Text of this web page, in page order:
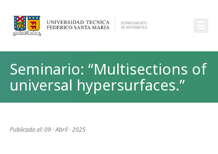
Seminario: “Multisections of
universal hypersurfaces.”
Publicado el: 09 · Abril · 2025